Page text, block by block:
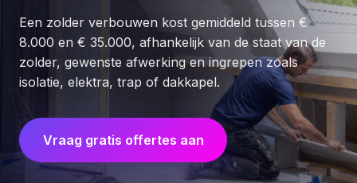
Een zolder verbouwen kost gemiddeld tussen €
8.000 en € 35.000, afhankelijk van de staat van de
zolder, gewenste afwerking en ingrepen zoals
isolatie, elektra, trap of dakkapel.
Vraag gratis offertes aan